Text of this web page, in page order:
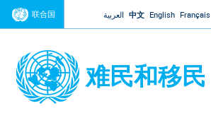
Jump to navigation
联合国 العربية 中文 English Français
难民和移民